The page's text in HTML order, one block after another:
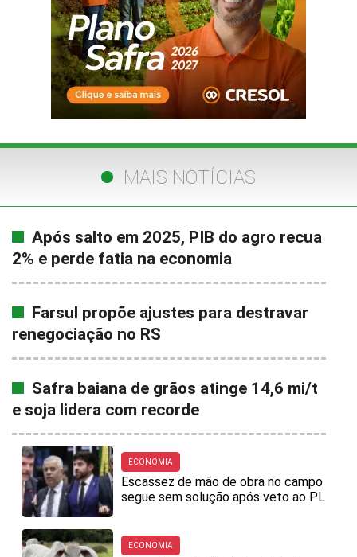
MAIS NOTÍCIAS
Após salto em 2025, PIB do agro recua
2% e perde fatia na economia
Farsul propõe ajustes para destravar
renegociação no RS
Safra baiana de grãos atinge 14,6 mi/t
e soja lidera com recorde
ECONOMIA
Escassez de mão de obra no campo
segue sem solução após veto ao PL
ECONOMIA